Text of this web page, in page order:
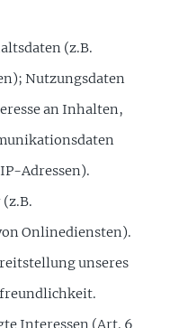
(z.B.
Nutzungsdaten
an Inhalten,
Adressen).
Onlinediensten).
unseres
Interessen (Art. 6